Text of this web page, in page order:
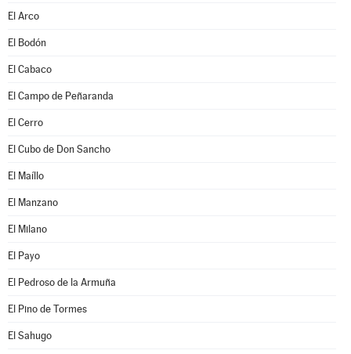
El Arco
El Bodón
El Cabaco
El Campo de Peñaranda
El Cerro
El Cubo de Don Sancho
El Maíllo
El Manzano
El Milano
El Payo
El Pedroso de la Armuña
El Pino de Tormes
El Sahugo